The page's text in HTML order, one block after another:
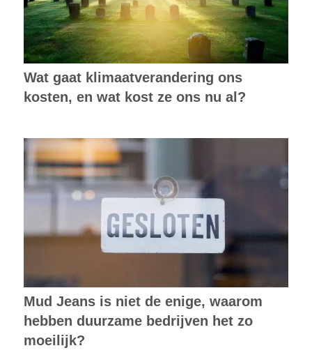
Wat gaat klimaatverandering ons
kosten, en wat kost ze ons nu al?
Mud Jeans is niet de enige, waarom
hebben duurzame bedrijven het zo
moeilijk?